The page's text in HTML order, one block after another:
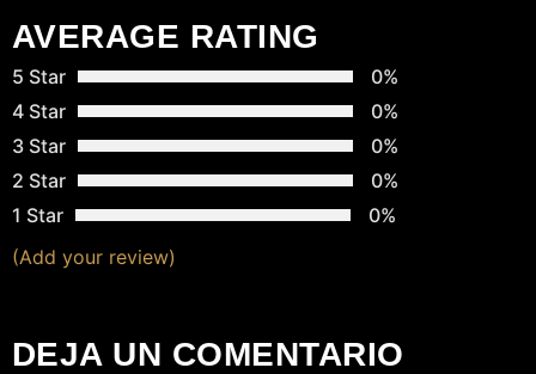
D
A
S
AVERAGE RATING
5 Star
0%
4 Star
0%
3 Star
0%
2 Star
0%
1 Star
0%
(Add your review)
DEJA UN COMENTARIO